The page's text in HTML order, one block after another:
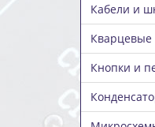
Кабели и
Кварцевые
Кнопки и